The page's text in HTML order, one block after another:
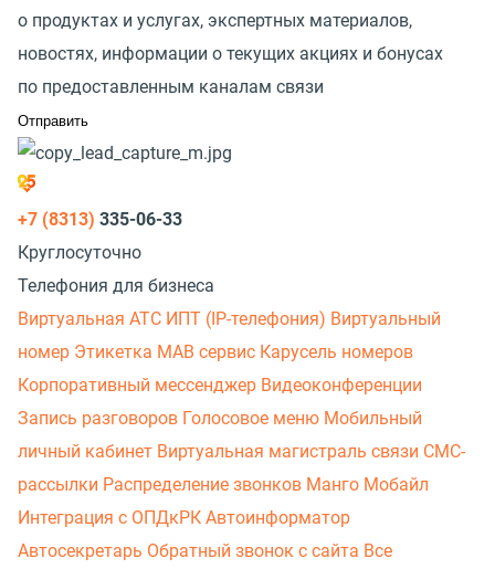
о продуктах и услугах, экспертных материалов,
новостях, информации о текущих акциях и бонусах
по предоставленным каналам связи
+7 (8313) 335-06-33
Круглосуточно
Телефония для бизнеса
Виртуальная АТС ИПТ (IP-телефония) Виртуальный
номер Этикетка МАВ сервис Карусель номеров
Корпоративный мессенджер Видеоконференции
Запись разговоров Голосовое меню Мобильный
личный кабинет Виртуальная магистраль связи СМС-
рассылки Распределение звонков Манго Мобайл
Интеграция с ОПДкРК Автоинформатор
Автосекретарь Обратный звонок с сайта Все